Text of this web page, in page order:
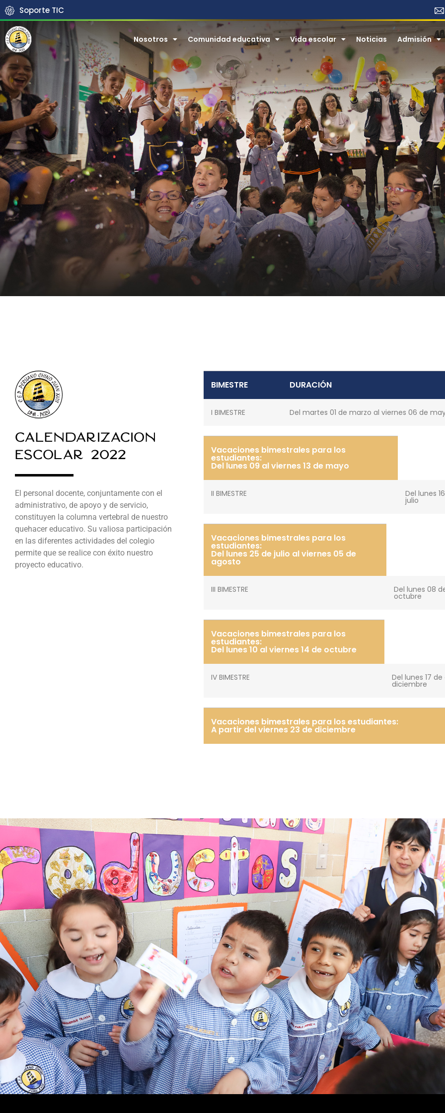
Soporte TIC
Nosotros Comunidad educativa Vida escolar Noticias ​​Admisión
ESCOLAR
Calendarización
Escolar 2022
El personal docente, conjuntamente con el
administrativo, de apoyo y de servicio,
constituyen la columna vertebral de nuestro
quehacer educativo. Su valiosa participación
en las diferentes actividades del colegio
permite que se realice con éxito nuestro
proyecto educativo.
BIMESTRE DURACIÓN
I BIMESTRE Del martes 01 de marzo al viernes 06 de
Vacaciones bimestrales para los
estudiantes:
Del lunes 09 al viernes 13 de mayo
II BIMESTRE Del lunes
julio
Vacaciones bimestrales para los
estudiantes:
Del lunes 25 de julio al viernes 05 de
agosto
III BIMESTRE Del lunes 08
octubre
Vacaciones bimestrales para los
estudiantes:
Del lunes 10 al viernes 14 de octubre
IV BIMESTRE Del lunes 17
diciembre
Vacaciones bimestrales para los estudiantes:
A partir del viernes 23 de diciembre